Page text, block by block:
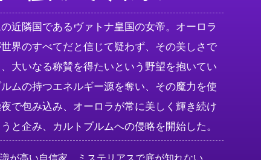
近隣国であるヴァトナ皇国の女帝。オーロラ
界のすべてだと信じて疑わず、その美しさで
大いなる称賛を得たいという野望を抱いてい
ムの持つエネルギー源を奪い、その魔力を使
で包み込み、オーロラが常に美しく輝き続け
と企み、カルトブルムへの侵略を開始した。
が高い自信家、ミステリアスで底が知れない